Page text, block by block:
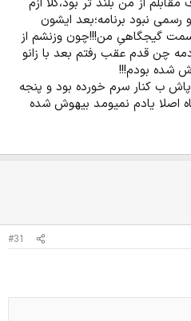
از من بلند تر بود،کلا ازم
رسمی نبود برنامه؛بعد ایشون
گیجگاهیِ من!!!چون وزنشم از
چن قدم عقب رفتم بعد با زانو
شده بودم!!!
ب کنار سرم خورده بود و پنجه
روی چشم چپم...(تا 1-2 ماه اصلا یادم نمیومد بیهوش شده
#31